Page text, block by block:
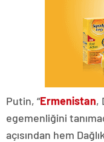
Putin, “Ermenistan,
egemenliğini
açısından hem